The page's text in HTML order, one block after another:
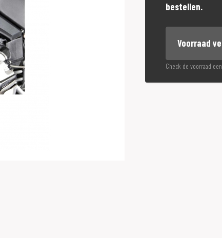
bestellen.
Voorraad
Check de voorraad